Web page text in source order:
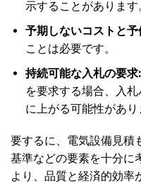
示することがあります
予期しないコストと予
ことは必要です。
持続可能な入札の要求:
を要求する場合、入
に上がる可能性があり
要するに、電気設備見積
基準などの要素を十分に
より、品質と経済的効率